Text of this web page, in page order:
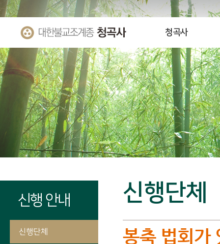
청곡사
신행 안내
신행단체
신행단체
봉축 법회가